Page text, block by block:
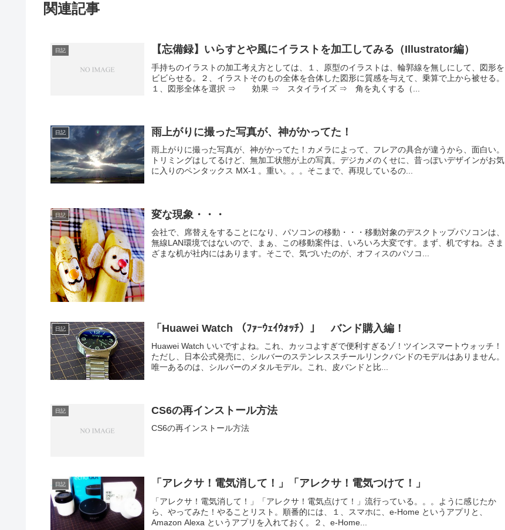
関連記事
日記 【忘備録】いらすとや風にイラストを加工してみる（Illustrator編）
手持ちのイラストの加工考え方としては、１、原型のイラストは、輪郭線を無しにして、図形を
ビビらせる。２、イラストそのもの全体を合体した図形に質感を与えて、乗算で上から被せる。
１、図形全体を選択 ⇒ 効果 ⇒ スタイライズ ⇒ 角を丸くする（...
日記 雨上がりに撮った写真が、神がかってた！
雨上がりに撮った写真が、神がかってた！カメラによって、フレアの具合が違うから、面白い。
トリミングはしてるけど、無加工状態が上の写真。デジカメのくせに、昔っぽいデザインがお気
に入りのペンタックス MX-1 。重い。。。そこまで、再現しているの...
日記 変な現象・・・
会社で、席替えをすることになり、パソコンの移動・・・移動対象のデスクトップパソコンは、
無線LAN環境ではないので、まぁ、この移動案件は、いろいろ大変です。まず、机ですね。さま
ざまな机が社内にはあります。そこで、気づいたのが、オフィスのパソコ...
日記 「Huawei Watch （ﾌｧｰｳｪｲｳｫｯﾁ）」 バンド購入編！
Huawei Watch いいですよね。これ、カッコよすぎで便利すぎるゾ！ツインスマートウォッチ！
ただし、日本公式発売に、シルバーのステンレススチールリンクバンドのモデルはありません。
唯一あるのは、シルバーのメタルモデル。これ、皮バンドと比...
日記 CS6の再インストール方法
CS6の再インストール方法
日記 「アレクサ！電気消して！」「アレクサ！電気つけて！」
「アレクサ！電気消して！」「アレクサ！電気点けて！」流行っている。。。ように感じたか
ら、やってみた！やることリスト。順番的には、１、スマホに、e-Home というアプリと、
Amazon Alexa というアプリを入れておく。２、e-Home...